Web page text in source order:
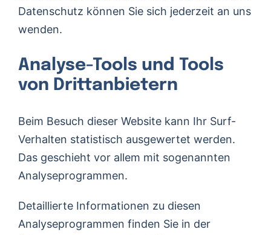
Datenschutz können Sie sich jederzeit an uns
wenden.
Analyse-Tools und Tools
von Dritt­anbietern
Beim Besuch dieser Website kann Ihr Surf-
Verhalten statistisch ausgewertet werden.
Das geschieht vor allem mit sogenannten
Analyseprogrammen.
Detaillierte Informationen zu diesen
Analyseprogrammen finden Sie in der